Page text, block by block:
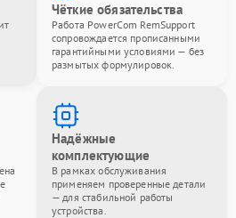
Чёткие обязательства
Работа PowerCom RemSupport
сопровождается прописанными
гарантийными условиями — без
размытых формулировок.
Надёжные
комплектующие
В рамках обслуживания
применяем проверенные детали
— для стабильной работы
устройства.